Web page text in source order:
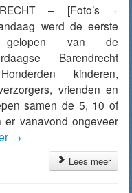
– [Foto’s +
werd de eerste
gelopen van de
Barendrecht
kinderen,
vrienden en
samen de 5, 10 of
er vanavond ongeveer
→
Lees meer